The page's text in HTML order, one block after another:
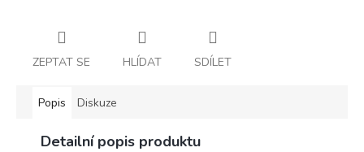
ZEPTAT SE HLÍDAT SDÍLET
Popis Diskuze
Detailní popis produktu